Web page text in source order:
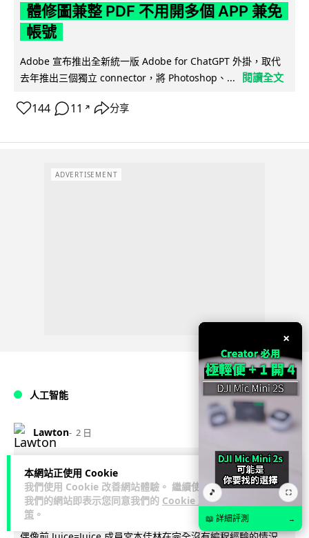
本網站正使用 Cookie
我們使用 Cookie 改善網站體驗。 繼續使用
我們的網站即表示您同意我們的 Cookie 政
策 。
體修圖兼整 PDF 不用開多個 APP 兼免
帳號
Adobe 宣布推出全新統一版 Adobe for ChatGPT 外掛，取代
去年推出三個獨立 connector，將 Photoshop、...
閱讀全文
144 11 ↗ 分享
ADVERTISEMENT
人工智能
Lawton 2 日
日本偶像零編程知識 靠 AI 搞了一整個
直播系統 在日本技術界成為話題
日本 AI 技術界近日出現了一個引發廣泛討論的熱門話題：日本
×
🎵 ⛶
📖 詳細評測 →